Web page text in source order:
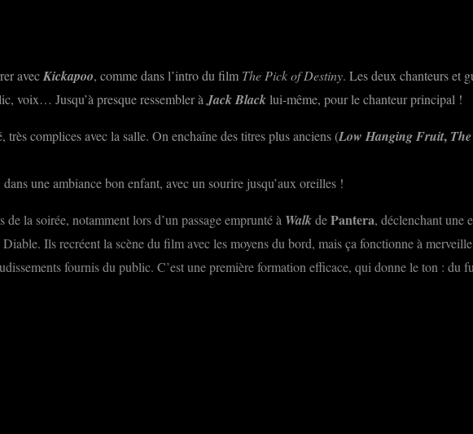
avecKickapoo, comme dans l’intro du film The Pick of Destiny. Les deux chanteurs et
voix… Jusqu’à presque ressembler à Jack Blacklui-même, pour le chanteur principal !
complices avec la salle. On enchaîne des titres plus anciens (Low Hanging Fruit,
une ambiance bon enfant, avec un sourire jusqu’aux oreilles !
la soirée, notamment lors d’un passage emprunté à WalkdePantera, déclenchant une
Ils recréent la scène du film avec les moyens du bord, mais ça fonctionne à
fournis du public. C’est une première formation efficace, qui donne le ton : du